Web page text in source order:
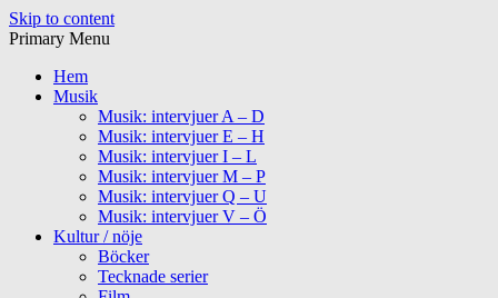
Skip to content
Primary Menu
Hem
Musik
Musik: intervjuer A – D
Musik: intervjuer E – H
Musik: intervjuer I – L
Musik: intervjuer M – P
Musik: intervjuer Q – U
Musik: intervjuer V – Ö
Kultur / nöje
Böcker
Tecknade serier